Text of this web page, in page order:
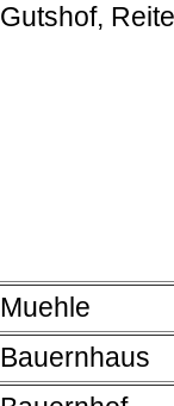
Gutshof,
Muehle
Bauernhaus